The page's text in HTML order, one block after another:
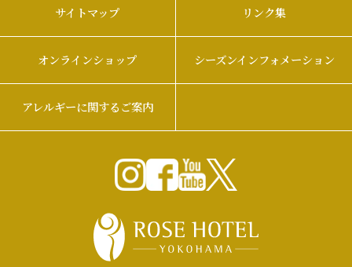
サイトマップ リンク集
オンラインショップ シーズンインフォメーション
アレルギーに関するご案内